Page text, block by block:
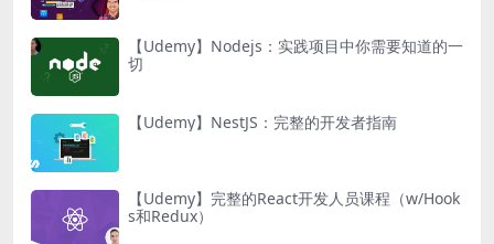
【Udemy】Nodejs：实践项目中你需要知道的一
切
【Udemy】NestJS：完整的开发者指南
【Udemy】完整的React开发人员课程（w/Hook
s和Redux）